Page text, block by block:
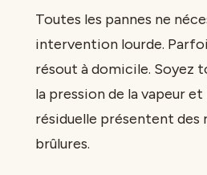
Toutes les pannes ne
intervention lourde.
résout à domicile. Soyez
la pression de la vapeur et
résiduelle présentent des
brûlures.